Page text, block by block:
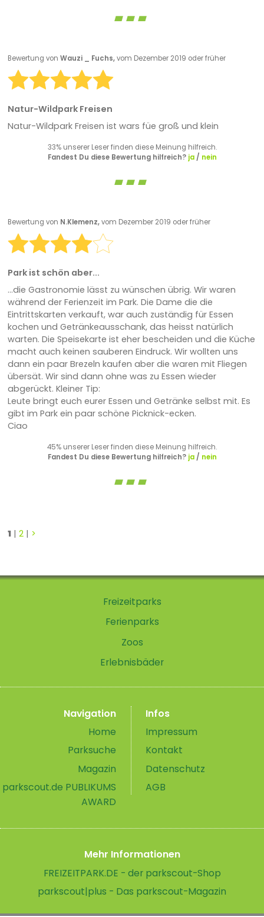
Bewertung von Wauzi _ Fuchs,vom Dezember 2019 oder früher
Natur-Wildpark Freisen
Natur-Wildpark Freisen ist wars füe groß und klein
33% unserer Leser finden diese Meinung hilfreich.
Fandest Du diese Bewertung hilfreich? ja/ nein
Bewertung von N.Klemenz,vom Dezember 2019 oder früher
Park ist schön aber...
...die Gastronomie lässt zu wünschen übrig. Wir waren
während der Ferienzeit im Park. Die Dame die die
Eintrittskarten verkauft, war auch zuständig für Essen
kochen und Getränkeausschank, das heisst natürlich
warten. Die Speisekarte ist eher bescheiden und die Küche
macht auch keinen sauberen Eindruck. Wir wollten uns
dann ein paar Brezeln kaufen aber die waren mit Fliegen
übersät. Wir sind dann ohne was zu Essen wieder
abgerückt. Kleiner Tip:
Leute bringt euch eurer Essen und Getränke selbst mit. Es
gibt im Park ein paar schöne Picknick-ecken.
Ciao
45% unserer Leser finden diese Meinung hilfreich.
Fandest Du diese Bewertung hilfreich? ja/ nein
1| 2| >
Freizeitparks
Ferienparks
Zoos
Erlebnisbäder
Navigation
Home
Parksuche
Magazin
parkscout.de PUBLIKUMS
AWARD
Infos
Impressum
Kontakt
Datenschutz
AGB
Mehr Informationen
FREIZEITPARK.DE - der parkscout-Shop
parkscout|plus - Das parkscout-Magazin